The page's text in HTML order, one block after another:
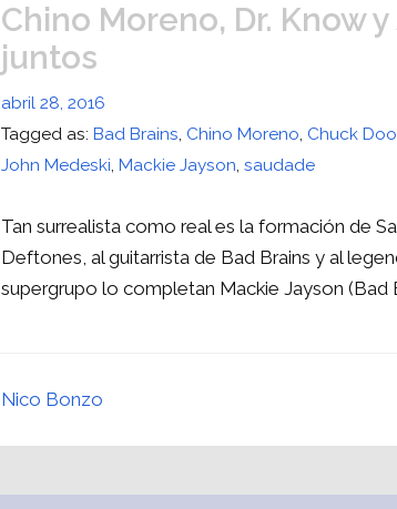
Chino Moreno, Dr. Know
juntos
abril 28, 2016
Tagged as:Bad Brains, Chino Moreno, Chuck
John Medeski,Mackie Jayson,saudade
Tan surrealista como real es la formación de
Deftones, al guitarrista de Bad Brains y al
supergrupo lo completan Mackie Jayson (Bad
Nico Bonzo